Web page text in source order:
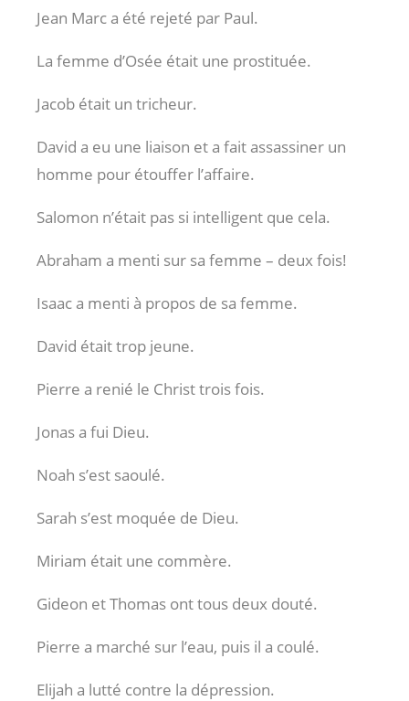
Jean Marc a été rejeté par Paul.
La femme d’Osée était une prostituée.
Jacob était un tricheur.
David a eu une liaison et a fait assassiner un
homme pour étouffer l’affaire.
Salomon n’était pas si intelligent que cela.
Abraham a menti sur sa femme – deux fois!
Isaac a menti à propos de sa femme.
David était trop jeune.
Pierre a renié le Christ trois fois.
Jonas a fui Dieu.
Noah s’est saoulé.
Sarah s’est moquée de Dieu.
Miriam était une commère.
Gideon et Thomas ont tous deux douté.
Pierre a marché sur l’eau, puis il a coulé.
Elijah a lutté contre la dépression.